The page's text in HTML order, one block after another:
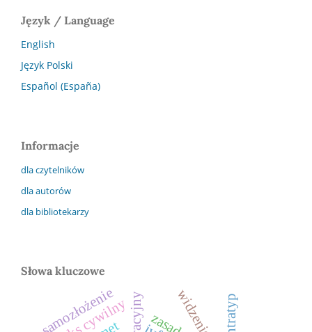
Język / Language
English
Język Polski
Español (España)
Informacje
dla czytelników
dla autorów
dla bibliotekarzy
Słowa kluczowe
samozłożenie widzenie